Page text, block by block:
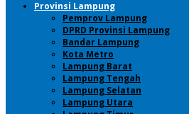
Provinsi Lampung
Pemprov Lampung
DPRD Provinsi Lampung
Bandar Lampung
Kota Metro
Lampung Barat
Lampung Tengah
Lampung Selatan
Lampung Utara